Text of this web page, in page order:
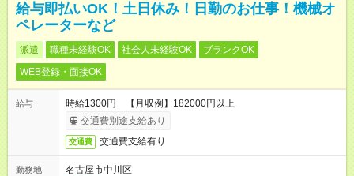
給与即払いOK！土日休み！日勤のお仕事！機械オ
ペレーターなど
派遣 職種未経験OK 社会人未経験OK
ブランクOK
WEB登録・面接OK
給与
時給1300円 【月収例】182000円以上
交通費別途支給あり
交通費 交通費支給有り
勤務地
名古屋市中川区